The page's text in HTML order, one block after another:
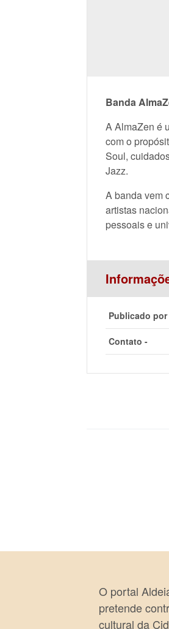
Banda
A AlmaZen é
com o
Soul,
Jazz.
A banda vem
artistas
pessoais e
Publicado por
Contato -
O portal
pretende
cultural da